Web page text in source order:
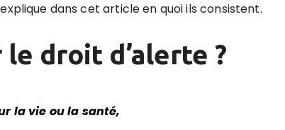
dans cet article en quoi ils consistent.
droit d’alerte ?
la vie ou la santé,